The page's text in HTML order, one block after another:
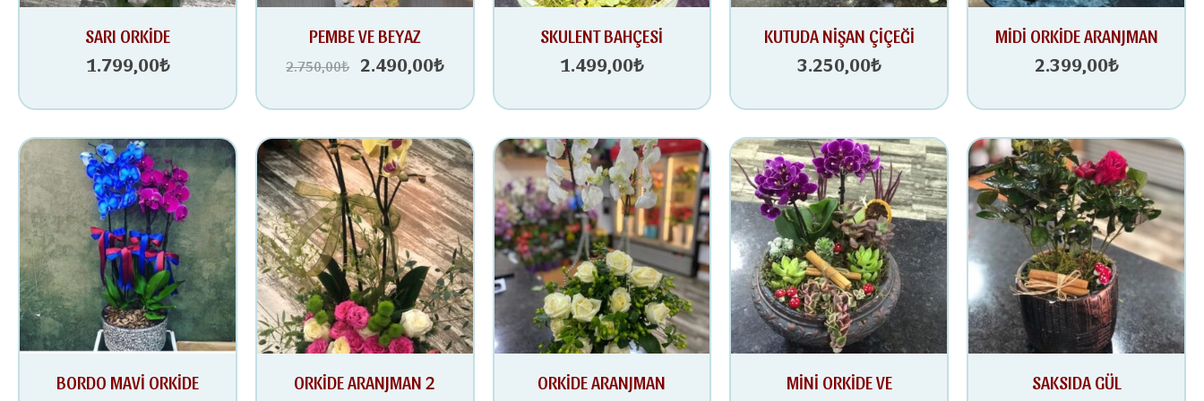
SARI ORKİDE
1.799,00₺
PEMBE VE BEYAZ
2.750,00₺
Orijinal
2.750,00₺.
2.490,00₺fiyat:
SKULENT BAHÇESİ
1.499,00₺
KUTUDA NİŞAN ÇİÇEĞİ
3.250,00₺
MİDİ ORKİDE ARANJMAN
2.399,00₺
BORDO MAVİ ORKİDE
ORKİDE ARANJMAN 2
ORKİDE ARANJMAN
MİNİ ORKİDE VE
SAKSIDA GÜL